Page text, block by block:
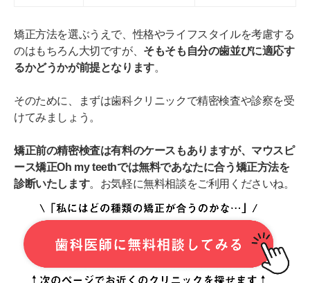
矯正方法を選ぶうえで、性格やライフスタイルを考慮する
のはもちろん大切ですが、 そもそも自分の歯並びに適応す
るかどうかが前提となります。
そのために、まずは歯科クリニックで精密検査や診察を受
けてみましょう。
矯正前の精密検査は有料のケースもありますが、マウスピ
ース矯正Oh my teethでは無料であなたに合う矯正方法を
診断いたします。お気軽に無料相談をご利用くださいね。